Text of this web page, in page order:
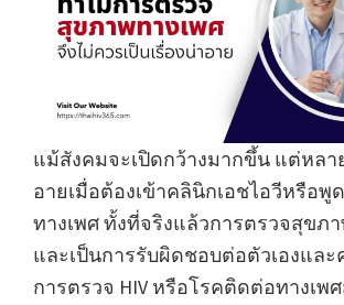
แม้สังคมจะเปิดกว้างมากขึ้น แต่หลา
อายเมื่อต้องเข้าคลินิกเอชไอวีหรือพู
ทางเพศ ทั้งที่จริงแล้วการตรวจสุขภ
และเป็นการรับผิดชอบต่อตัวเองแล
การตรวจ HIV หรือโรคติดต่อทางเพ